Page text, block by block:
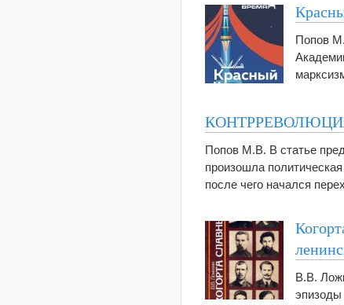
Попов
Попов М.В. В статье
произошла
после чего начался
В.В.
эпизоды